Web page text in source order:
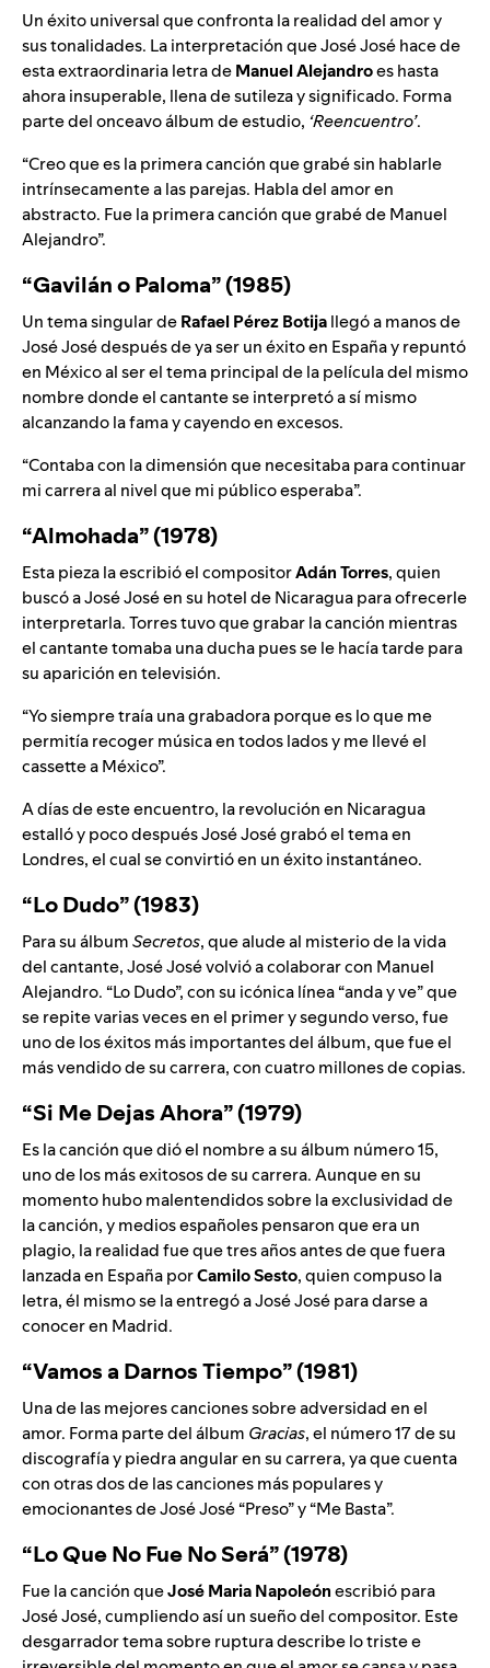
Un éxito universal que confronta la realidad del amor y
sus tonalidades. La interpretación que José José hace de
esta extraordinaria letra deManuelAlejandroes hasta
ahora insuperable, llena de sutileza y significado. Forma
parte del onceavo álbum de estudio, ‘Reencuentro’.
“Creo que es la primera canción que grabé sin hablarle
intrínsecamente a las parejas. Habla del amor en
abstracto. Fue la primera canción que grabé de Manuel
Alejandro”.
“Gavilán o Paloma” (1985)
Un tema singular deRafaelPérezBotijallegó a manos de
José José después de ya ser un éxito en España y repuntó
en México al ser el tema principal de la película del mismo
nombre donde el cantante se interpretó a sí mismo
alcanzando la fama y cayendo en excesos.
“Contaba con la dimensión que necesitaba para continuar
mi carrera al nivel que mi público esperaba”.
“Almohada” (1978)
Esta pieza la escribió el compositorAdánTorres, quien
buscó a José José en su hotel de Nicaragua para ofrecerle
interpretarla. Torres tuvo que grabar la canción mientras
el cantante tomaba una ducha pues se le hacía tarde para
su aparición en televisión.
“Yo siempre traía una grabadora porque es lo que me
permitía recoger música en todos lados y me llevé el
cassette a México”.
A días de este encuentro, la revolución en Nicaragua
estalló y poco después José José grabó el tema en
Londres, el cual se convirtió en un éxito instantáneo.
“Lo Dudo” (1983)
Para su álbumSecretos, que alude al misterio de la vida
del cantante, José José volvió a colaborar con Manuel
Alejandro. “Lo Dudo”, con su icónica línea “anda y ve” que
se repite varias veces en el primer y segundo verso, fue
uno de los éxitos más importantes del álbum, que fue el
más vendido de su carrera, con cuatro millones de copias.
“Si Me Dejas Ahora” (1979)
Es la canción que dió el nombre a su álbum número 15,
uno de los más exitosos de su carrera. Aunque en su
momento hubo malentendidos sobre la exclusividad de
la canción, y medios españoles pensaron que era un
plagio, la realidad fue que tres años antes de que fuera
lanzada en España porCamiloSesto, quien compuso la
letra, él mismo se la entregó a José José para darse a
conocer en Madrid.
“Vamos a Darnos Tiempo” (1981)
Una de las mejores canciones sobre adversidad en el
amor. Forma parte del álbum Gracias, el número 17 de su
discografía y piedra angular en su carrera, ya que cuenta
con otras dos de las canciones más populares y
emocionantes de José José “Preso” y “Me Basta”.
“Lo Que No Fue No Será” (1978)
Fue la canción queJosé Maria Napoleónescribió para
José José, cumpliendo así un sueño del compositor. Este
desgarrador tema sobre ruptura describe lo triste e